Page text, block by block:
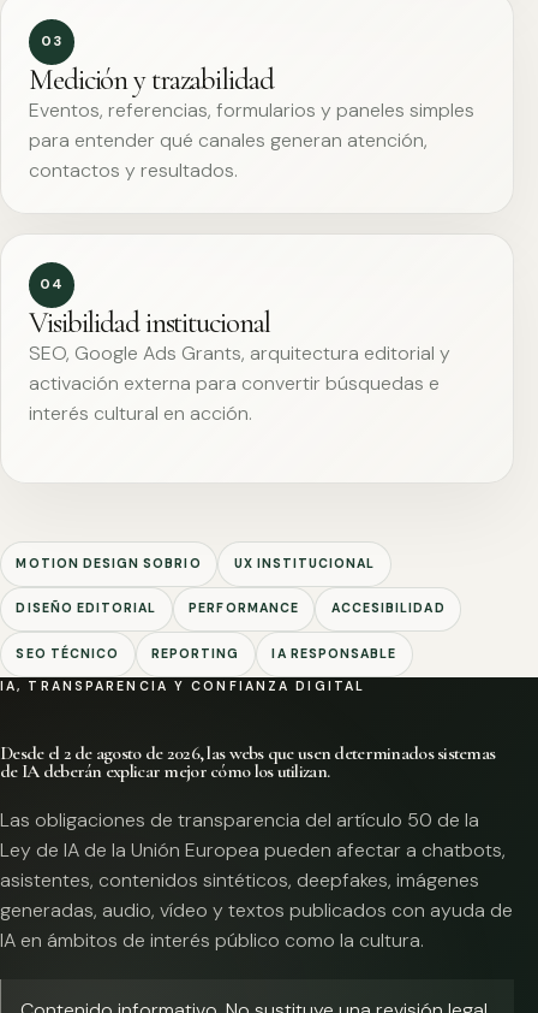
03
Medición y trazabilidad
Eventos, referencias, formularios y paneles simples
para entender qué canales generan atención,
contactos y resultados.
04
Visibilidad institucional
SEO, Google Ads Grants, arquitectura editorial y
activación externa para convertir búsquedas e
interés cultural en acción.
MOTION DESIGN SOBRIO UX INSTITUCIONAL
DISEÑO EDITORIAL PERFORMANCE ACCESIBILIDAD
SEO TÉCNICO REPORTING IA RESPONSABLE
IA, TRANSPARENCIA Y CONFIANZA DIGITAL
Desde el 2 de agosto de 2026, las webs que usen determinados sistemas
de IA deberán explicar mejor cómo los utilizan.
Las obligaciones de transparencia del artículo 50 de la
Ley de IA de la Unión Europea pueden afectar a chatbots,
asistentes, contenidos sintéticos, deepfakes, imágenes
generadas, audio, vídeo y textos publicados con ayuda de
IA en ámbitos de interés público como la cultura.